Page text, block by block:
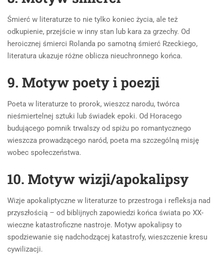
Śmierć w literaturze to nie tylko koniec życia, ale też
odkupienie, przejście w inny stan lub kara za grzechy. Od
heroicznej śmierci Rolanda po samotną śmierć Rzeckiego,
literatura ukazuje różne oblicza nieuchronnego końca.
9. Motyw poety i poezji
Poeta w literaturze to prorok, wieszcz narodu, twórca
nieśmiertelnej sztuki lub świadek epoki. Od Horacego
budującego pomnik trwalszy od spiżu po romantycznego
wieszcza prowadzącego naród, poeta ma szczególną misję
wobec społeczeństwa.
10. Motyw wizji/apokalipsy
Wizje apokaliptyczne w literaturze to przestroga i refleksja nad
przyszłością – od biblijnych zapowiedzi końca świata po XX-
wieczne katastroficzne nastroje. Motyw apokalipsy to
spodziewanie się nadchodzącej katastrofy, wieszczenie kresu
cywilizacji.